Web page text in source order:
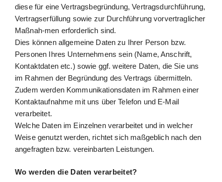
diese für eine Vertragsbegründung, Vertragsdurchführung,
Vertragserfüllung sowie zur Durchführung vorvertraglicher
Maßnah-men erforderlich sind.
Dies können allgemeine Daten zu Ihrer Person bzw.
Personen Ihres Unternehmens sein (Name, Anschrift,
Kontaktdaten etc.) sowie ggf. weitere Daten, die Sie uns
im Rahmen der Begründung des Vertrags übermitteln.
Zudem werden Kommunikationsdaten im Rahmen einer
Kontaktaufnahme mit uns über Telefon und E-Mail
verarbeitet.
Welche Daten im Einzelnen verarbeitet und in welcher
Weise genutzt werden, richtet sich maßgeblich nach den
angefragten bzw. vereinbarten Leistungen.
Wo werden die Daten verarbeitet?